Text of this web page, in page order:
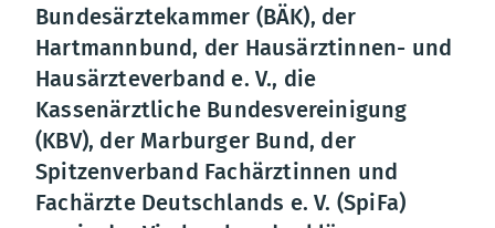
Bundesärztekammer (BÄK), der
Hartmannbund, der Hausärztinnen- und
Hausärzteverband e. V., die
Kassenärztliche Bundesvereinigung
(KBV), der Marburger Bund, der
Spitzenverband Fachärztinnen und
Fachärzte Deutschlands e. V. (SpiFa)